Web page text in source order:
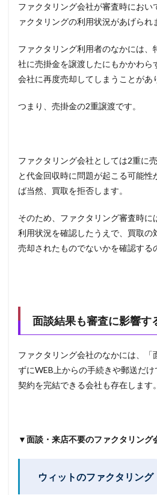
ファクタリング会社が審査時におい
ァクタリングの利用状況があげられ
ファクタリング利用者のなかには、
社に売掛金を譲渡したにもかかわら
会社に再度売却してしまうことがあ
つまり、売掛金の2重譲渡です。
ファクタリング会社としては2重に
と代金回収時に問題が起こる可能
ば当然、買取を拒否します。
そのため、ファクタリング審査時に
利用状況を確認したうえで、買取の
売却されたものでないかを確認する
面談結果も審査に影響す
ファクタリング会社のなかには、「
ずにWEB上からの手続きや郵送だけ
契約を完結できる会社も存在します。
▼面談・来店不要のファクタリング
ウィットのファクタリング